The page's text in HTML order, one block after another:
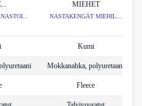
MIEHET
NASTAKENGÄT MIEHIL...
Kumi
Mokkanahka, polyuretaani
Fleece